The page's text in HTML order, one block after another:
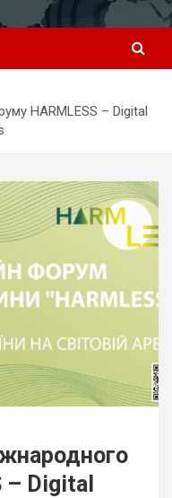
HARMLESS – Digital
– Digital